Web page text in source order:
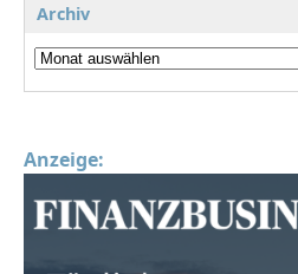
Archiv
Anzeige: